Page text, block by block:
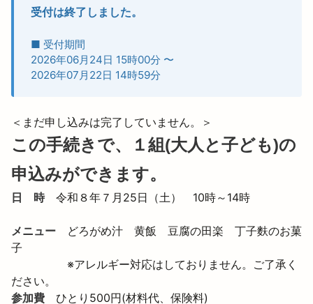
受付は終了しました。
■ 受付期間
2026年06月24日 15時00分 〜
2026年07月22日 14時59分
＜まだ申し込みは完了していません。＞
この手続きで、１組(大人と子ども)の
申込みができます。
日　時 令和８年７月25日（土）　10時～14時
メニュー どろがめ汁　黄飯　豆腐の田楽　丁子麩のお菓
子
※アレルギー対応はしておりません。ご了承く
ださい。
参加費 ひとり500円(材料代、保険料)